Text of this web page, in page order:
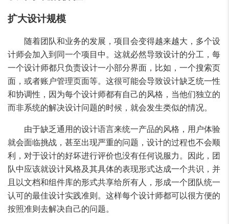
扩大设计规模
随着团队和业务的发展，项目会变得越来越大，多个设
计师会加入到同一个项目中。这就必然导致设计的分工，每
一个设计师都只负责设计一小部分界面，比如，一个搜索页
面，或者账户管理页面等。这很可能会导致设计缺乏统一性
和协调性，因为每个设计师都有自己的风格，当他们独立的
而非系统的解决设计问题的时候，就会发生类似的情况。
由于缺乏通用的设计语言来统一产品的风格，用户体验
就会面临挑战，甚至出现严重的问题，设计的过程也不会顺
利，对于设计的好坏进行评价也没有任何说服力。因此，团
队中应该就设计风格及其具体的表现形式达成一个共识，并
且以文档和组件库的形式共享给所有人，形成一个团队统一
认可的最佳设计实践准则。这样每个设计师都可以很方便的
按照准则去解决自己的问题。